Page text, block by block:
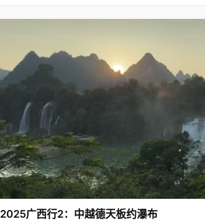
2025广西行2：中越德天板约瀑布